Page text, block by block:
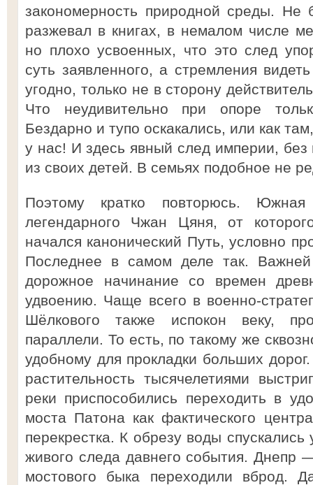
закономерность природной среды. Не
разжевал в книгах, в немалом числе
но плохо усвоенных, что это след
суть заявленного, а стремления
угодно, только не в сторону
Что неудивительно при опоре
Бездарно и тупо оскакались, или как
у нас! И здесь явный след империи,
из своих детей. В семьях подобное не
Поэтому кратко повторюсь.
легендарного Чжан Цяня, от
начался канонический Путь, условно
Последнее в самом деле так.
дорожное начинание со времен
удвоению. Чаще всего в военно-
Шёлкового также испокон веку,
параллели. То есть, по такому же
удобному для прокладки больших
растительность тысячелетиями
реки приспособились переходить в
моста Патона как фактического
перекрестка. К обрезу воды
живого следа давнего события. Днепр
мостового быка переходили вброд.